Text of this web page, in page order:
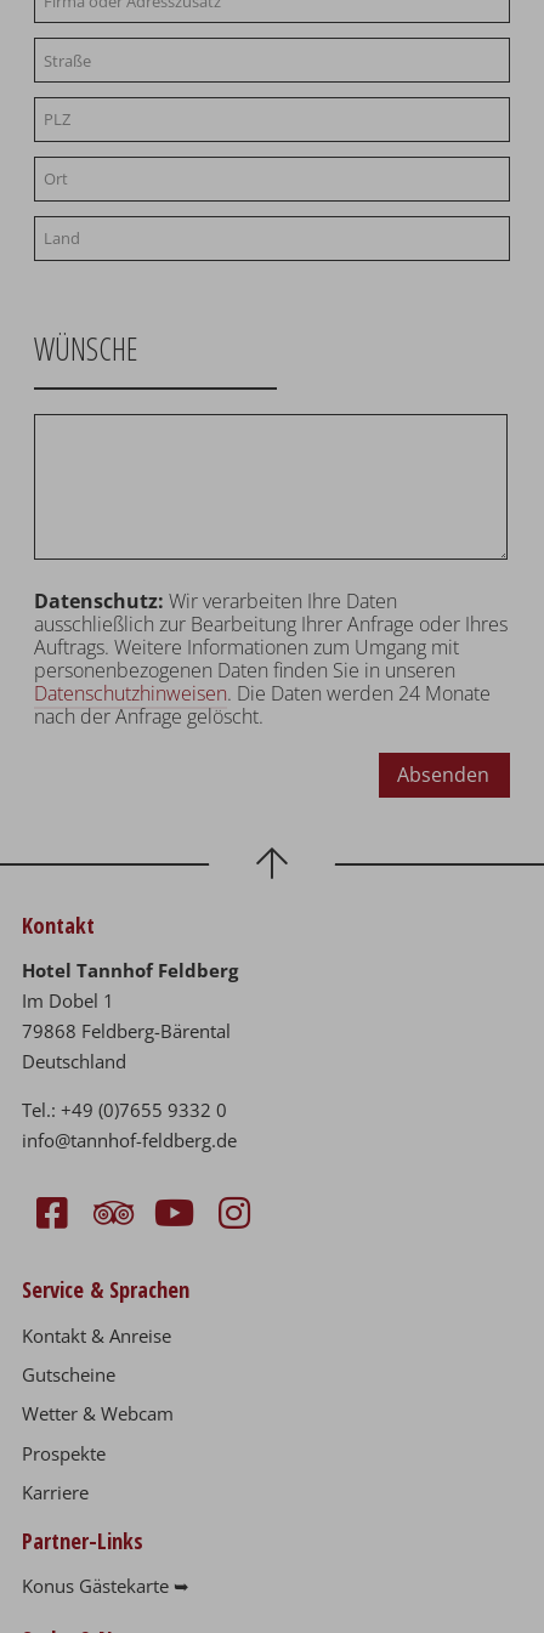
WÜNSCHE
Datenschutz:Wir verarbeiten Ihre Daten
ausschließlich zur Bearbeitung Ihrer Anfrage oder Ihres
Auftrags. Weitere Informationen zum Umgang mit
personenbezogenen Daten finden Sie in unseren
Datenschutzhinweisen. Die Daten werden 24 Monate
nach der Anfrage gelöscht.
Absenden
Kontakt
Hotel Tannhof Feldberg
Im Dobel 1
79868 Feldberg-Bärental
Deutschland
Tel.:+49 (0)7655 9332 0
info@tannhof-feldberg.de
Service & Sprachen
Kontakt & Anreise
Gutscheine
Wetter & Webcam
Prospekte
Karriere
Partner-Links
Konus Gästekarte ➥